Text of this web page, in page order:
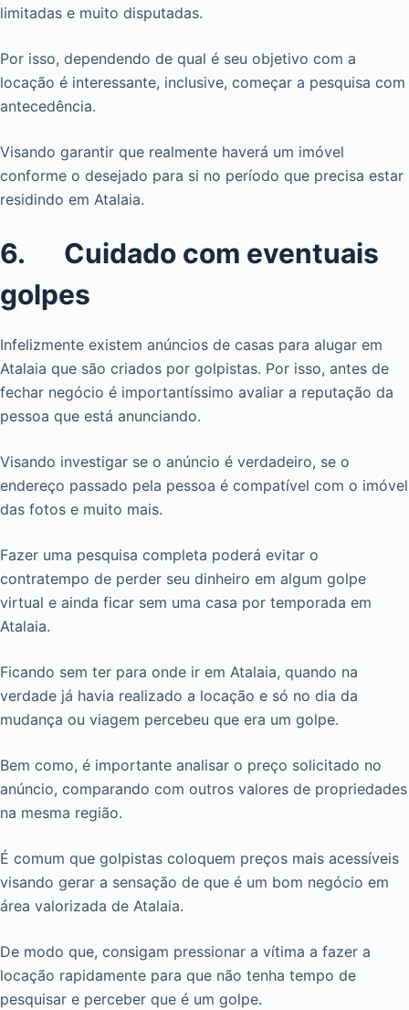
limitadas e muito disputadas.
Por isso, dependendo de qual é seu objetivo com a
locação é interessante, inclusive, começar a pesquisa com
antecedência.
Visando garantir que realmente haverá um imóvel
conforme o desejado para si no período que precisa estar
residindo em Atalaia.
6. Cuidado com eventuais
golpes
Infelizmente existem anúncios de casas para alugar em
Atalaia que são criados por golpistas. Por isso, antes de
fechar negócio é importantíssimo avaliar a reputação da
pessoa que está anunciando.
Visando investigar se o anúncio é verdadeiro, se o
endereço passado pela pessoa é compatível com o imóvel
das fotos e muito mais.
Fazer uma pesquisa completa poderá evitar o
contratempo de perder seu dinheiro em algum golpe
virtual e ainda ficar sem uma casa por temporada em
Atalaia.
Ficando sem ter para onde ir em Atalaia, quando na
verdade já havia realizado a locação e só no dia da
mudança ou viagem percebeu que era um golpe.
Bem como, é importante analisar o preço solicitado no
anúncio, comparando com outros valores de propriedades
na mesma região.
É comum que golpistas coloquem preços mais acessíveis
visando gerar a sensação de que é um bom negócio em
área valorizada de Atalaia.
De modo que, consigam pressionar a vítima a fazer a
locação rapidamente para que não tenha tempo de
pesquisar e perceber que é um golpe.